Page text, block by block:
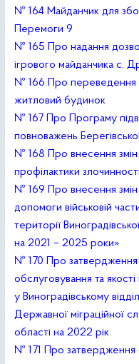
№ 164 Майданчик для
Перемоги 9
№ 165 Про надання
ігрового майданчика с.
№ 166 Про переведення
житловий будинок
№ 167 Про Програму
повноважень
№ 168 Про внесення
профілактики
№ 169 Про внесення
допомоги військовій
території
на 2021 – 2025 роки»
№ 170 Про затвердження
обслуговування та
у Виноградівському
Державної міграційної
області на 2022 рік
№ 171 Про затвердження